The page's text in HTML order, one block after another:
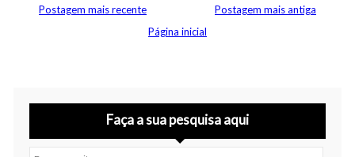
Postagem mais recente
Postagem mais antiga
Página inicial
Faça a sua pesquisa aqui
Buscar no site